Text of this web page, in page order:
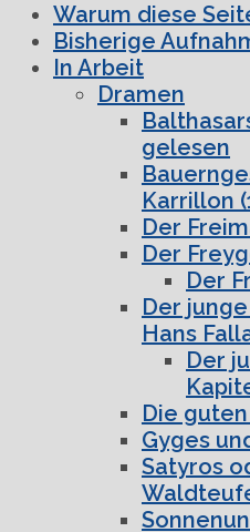
Warum diese
Bisherige
In Arbeit
Dramen
gelesen
Karrillon
Der
Der
Der
Der
Hans
Der
Die
Gyges
Satyros